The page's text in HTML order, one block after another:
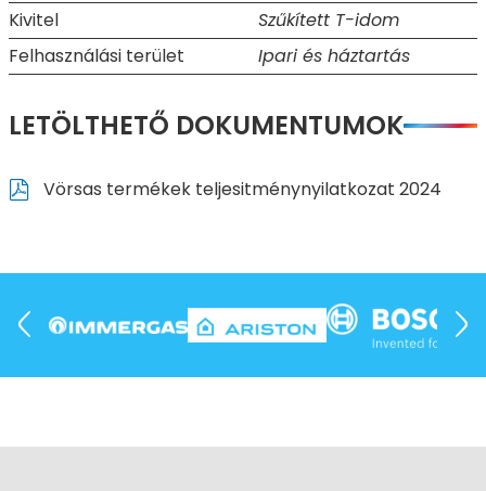
Kivitel
Szűkített T-idom
Felhasználási terület
Ipari és háztartás
LETÖLTHETŐ DOKUMENTUMOK
Vörsas termékek teljesitménynyilatkozat 2024